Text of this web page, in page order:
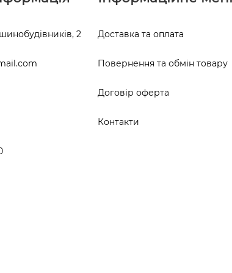
2 Доставка та оплата
Повернення та обмін товару
Договір оферта
Контакти